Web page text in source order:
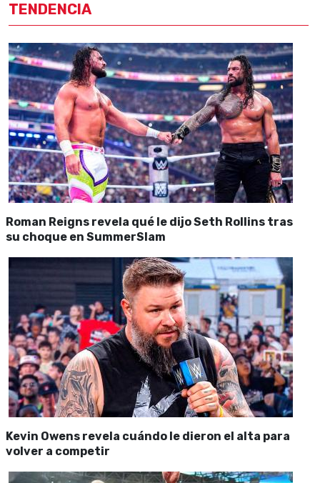
TENDENCIA
Roman Reigns revela qué le dijo Seth Rollins tras
su choque en SummerSlam
Kevin Owens revela cuándo le dieron el alta para
volver a competir